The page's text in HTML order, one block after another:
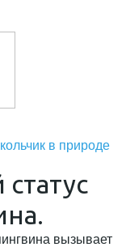
в природе
вызывает